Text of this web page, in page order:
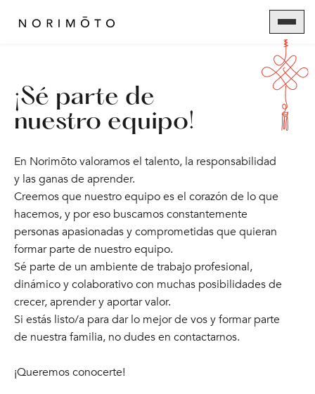
¡Sé parte de
nuestro equipo!
En Norimōto valoramos el talento, la responsabilidad
y las ganas de aprender.
Creemos que nuestro equipo es el corazón de lo que
hacemos, y por eso buscamos constantemente
personas apasionadas y comprometidas que quieran
formar parte de nuestro equipo.
Sé parte de un ambiente de trabajo profesional,
dinámico y colaborativo con muchas posibilidades de
crecer, aprender y aportar valor.
Si estás listo/a para dar lo mejor de vos y formar parte
de nuestra familia, no dudes en contactarnos.
¡Queremos conocerte!